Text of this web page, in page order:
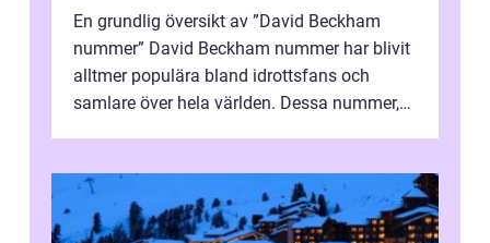
En grundlig översikt av ”David Beckham
nummer” David Beckham nummer har blivit
alltmer populära bland idrottsfans och
samlare över hela världen. Dessa nummer,